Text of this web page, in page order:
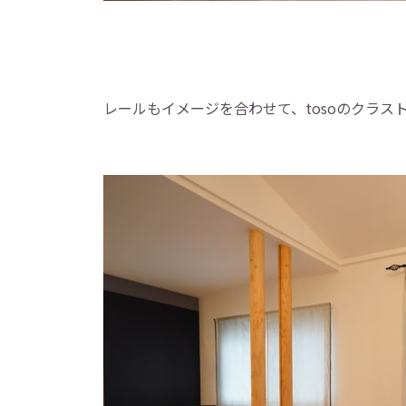
レールもイメージを合わせて、tosoのクラス